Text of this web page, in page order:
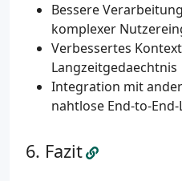
Bessere
komplexer
Verbessertes
Langzeitgedaechtnis
Integration mit
nahtlose End-to-
Fazit